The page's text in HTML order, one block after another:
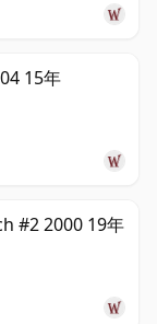
15年
#2 2000 19年